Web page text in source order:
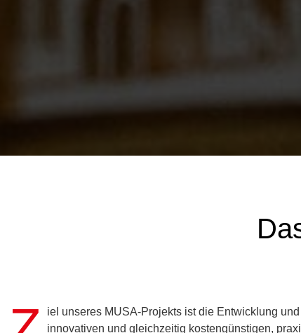
iel unseres MUSA-Projekts ist die Entwicklung
innovativen und gleichzeitig kostengünstigen,